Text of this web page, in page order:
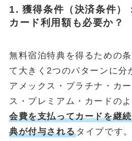
1. 獲得条件（決済条件）
カード利用額も必要か？
無料宿泊特典を得るための
て大きく2つのパターンに分
アメックス・プラチナ・カ
ス・プレミアム・カードのよ
会費を支払ってカードを継
典が付与されるタイプです